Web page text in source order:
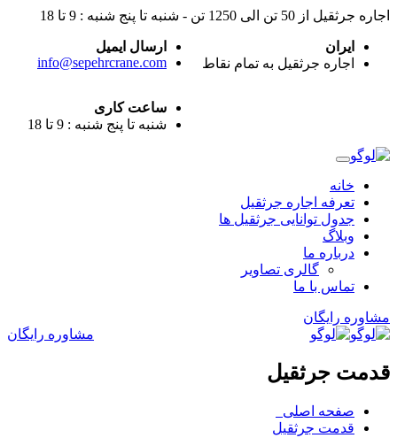
اجاره جرثقیل از 50 تن الی 1250 تن - شنبه تا پنج شنبه : 9 تا 18
ایران
اجاره جرثقیل به تمام نقاط
ارسال ایمیل
info@sepehrcrane.com
ساعت کاری
شنبه تا پنج شنبه : 9 تا 18
خانه
تعرفه اجاره جرثقیل
جدول توانایی جرثقیل ها
وبلاگ
درباره ما
گالری تصاویر
تماس با ما
مشاوره رایگان
مشاوره رایگان
قدمت جرثقیل
صفحه اصلی
قدمت جرثقیل